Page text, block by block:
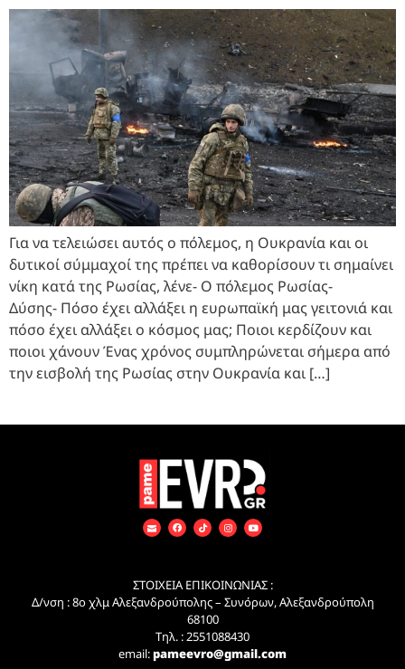
Για να τελειώσει αυτός ο πόλεμος, η Ουκρανία και οι
δυτικοί σύμμαχοί της πρέπει να καθορίσουν τι σημαίνει
νίκη κατά της Ρωσίας, λένε- Ο πόλεμος Ρωσίας-
Δύσης- Πόσο έχει αλλάξει η ευρωπαϊκή μας γειτονιά και
πόσο έχει αλλάξει ο κόσμος μας; Ποιοι κερδίζουν και
ποιοι χάνουν Ένας χρόνος συμπληρώνεται σήμερα από
την εισβολή της Ρωσίας στην Ουκρανία και […]
ΣΤΟΙΧΕΙΑ ΕΠΙΚΟΙΝΩΝΙΑΣ :
Δ/νση : 8ο χλμ Αλεξανδρούπολης – Συνόρων, Αλεξανδρούπολη
68100
Τηλ. : 2551088430
email:pameevro@gmail.com